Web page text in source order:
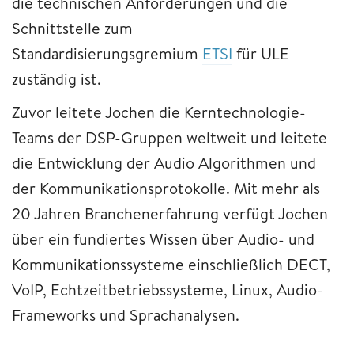
Schnittstelle zum
Standardisierungsgremium ETSI für ULE
zuständig ist.
Zuvor leitete Jochen die Kerntechnologie-
Teams der DSP-Gruppen weltweit und leitete
die Entwicklung der Audio Algorithmen und
der Kommunikationsprotokolle. Mit mehr als
20 Jahren Branchenerfahrung verfügt Jochen
über ein fundiertes Wissen über Audio- und
Kommunikationssysteme einschließlich DECT,
VoIP, Echtzeitbetriebssysteme, Linux, Audio-
Frameworks und Sprachanalysen.